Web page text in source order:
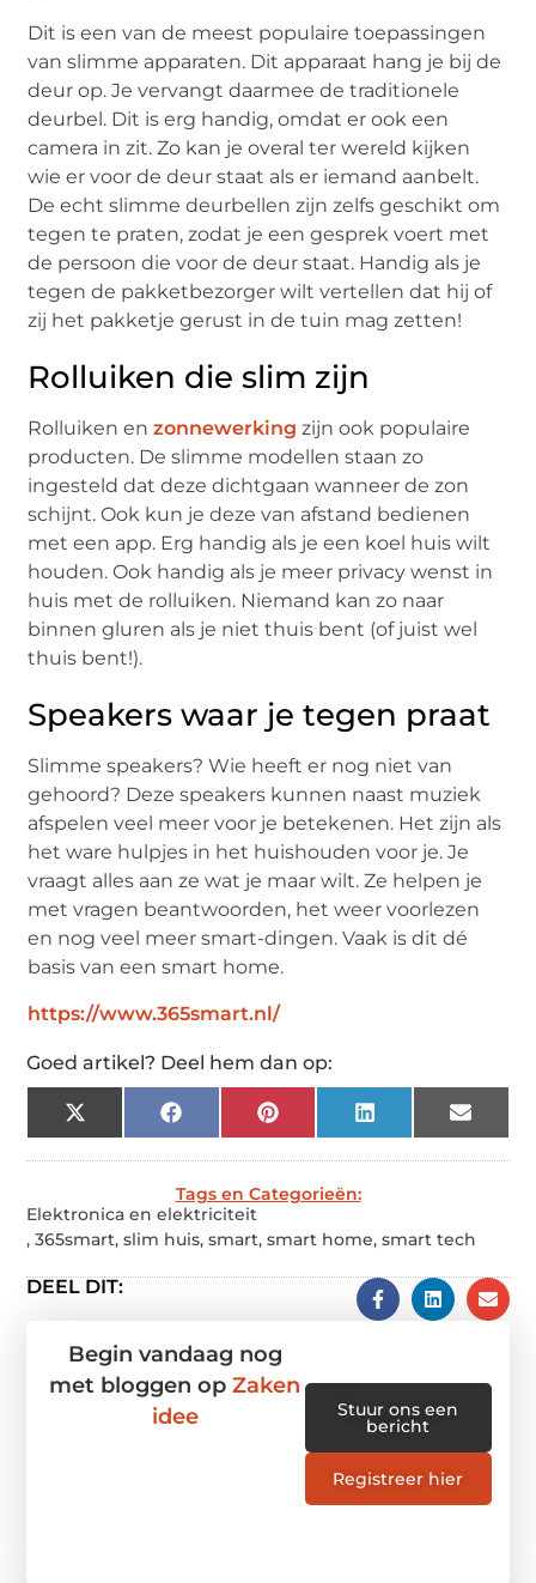
Dit is een van de meest populaire toepassingen
van slimme apparaten. Dit apparaat hang je bij de
deur op. Je vervangt daarmee de traditionele
deurbel. Dit is erg handig, omdat er ook een
camera in zit. Zo kan je overal ter wereld kijken
wie er voor de deur staat als er iemand aanbelt.
De echt slimme deurbellen zijn zelfs geschikt om
tegen te praten, zodat je een gesprek voert met
de persoon die voor de deur staat. Handig als je
tegen de pakketbezorger wilt vertellen dat hij of
zij het pakketje gerust in de tuin mag zetten!
Rolluiken die slim zijn
Rolluiken enzonnewerking zijn ook populaire
producten. De slimme modellen staan zo
ingesteld dat deze dichtgaan wanneer de zon
schijnt. Ook kun je deze van afstand bedienen
met een app. Erg handig als je een koel huis wilt
houden. Ook handig als je meer privacy wenst in
huis met de rolluiken. Niemand kan zo naar
binnen gluren als je niet thuis bent (of juist wel
thuis bent!).
Speakers waar je tegen praat
Slimme speakers? Wie heeft er nog niet van
gehoord? Deze speakers kunnen naast muziek
afspelen veel meer voor je betekenen. Het zijn als
het ware hulpjes in het huishouden voor je. Je
vraagt alles aan ze wat je maar wilt. Ze helpen je
met vragen beantwoorden, het weer voorlezen
en nog veel meer smart-dingen. Vaak is dit dé
basis van een smart home.
https://www.365smart.nl/
Goed artikel? Deel hem dan op:
X
(Twitter)
FacebookPinterestLinkedIn Email
Tags en Categorieën:
Elektronica en elektriciteit
,365smart,slim huis,smart,smart home,smart tech
DEEL DIT:
Begin vandaag nog
met bloggen opZaken
idee
Stuur ons een
bericht
Registreer hier